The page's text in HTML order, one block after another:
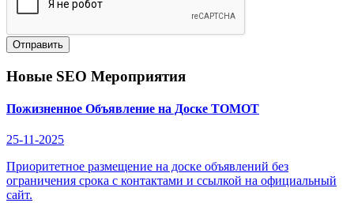
Отправить
Новые SEO Мероприятия
Пожизненное Объявление на Доске ТОМОТ
25-11-2025
Приоритетное размещение на доске объявлений без
ограничения срока с контактами и ссылкой на официальный
сайт.